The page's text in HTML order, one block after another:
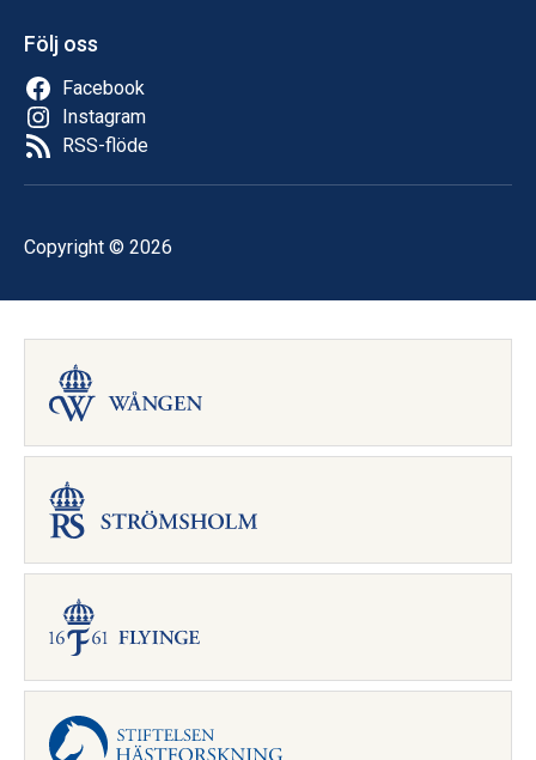
Följ oss
Facebook
Instagram
RSS-flöde
Copyright © 2026